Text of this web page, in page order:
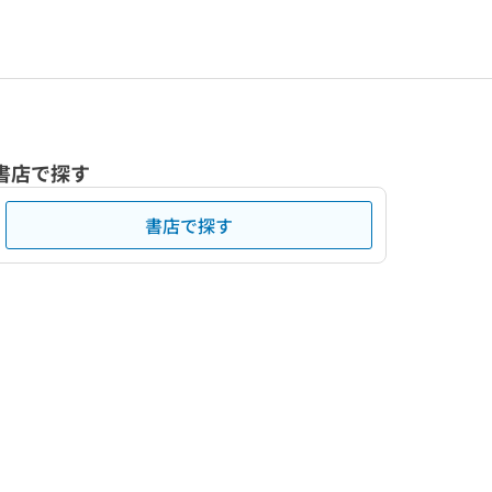
店で探す
書店で探す